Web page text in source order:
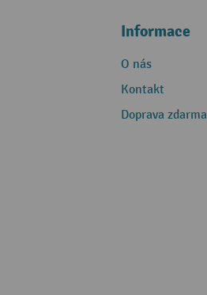
Informace
O nás
Kontakt
Doprava zdarma